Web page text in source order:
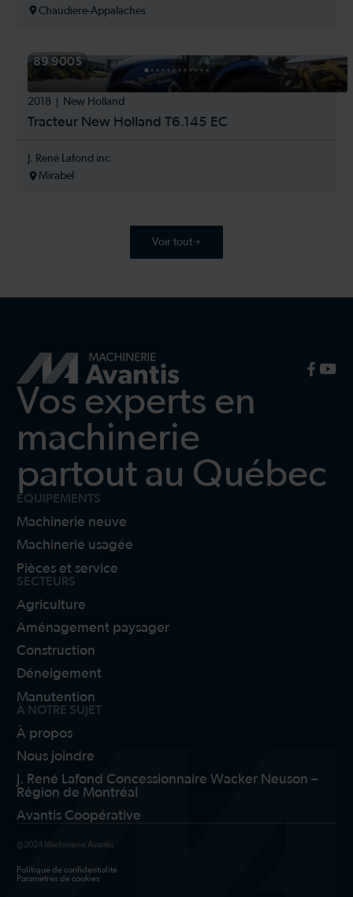
Chaudière-Appalaches
89 900$
2018 New Holland
Tracteur New Holland T6.145 EC
J. René Lafond inc.
Mirabel
Voir tout
Vos experts en
machinerie
partout au Québec
ÉQUIPEMENTS
Machinerie neuve
Machinerie usagée
Pièces et service
SECTEURS
Agriculture
Aménagement paysager
Construction
Déneigement
Manutention
À NOTRE SUJET
À propos
Nous joindre
J. René Lafond Concessionnaire Wacker Neuson –
Région de Montréal
Avantis Coopérative
@2024 Machinerie Avantis
Politique de confidentialité
Paramètres de cookies